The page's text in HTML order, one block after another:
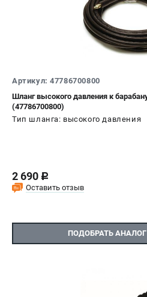
Артикул: 47786700800
Шланг высокого давления к
(47786700800)
Тип шланга: высокого давления
2 690 c
Оставить отзыв
ПОДОБРАТЬ АНАЛОГ